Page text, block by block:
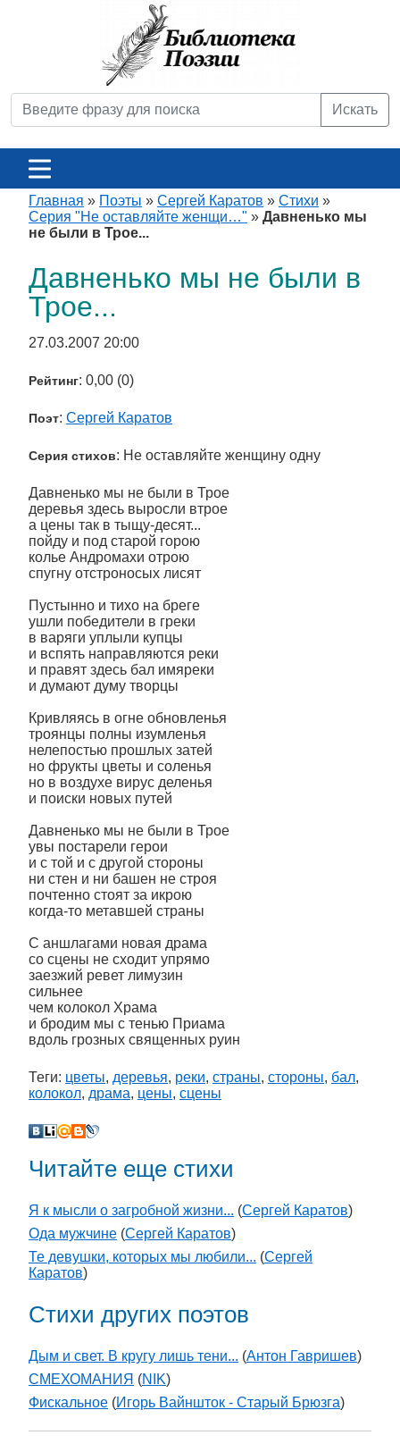
Искать
Главная » Поэты » Сергей Каратов » Стихи »
Серия "Не оставляйте женщи…" » Давненько мы
не были в Трое...
Давненько мы не были в
Трое...
27.03.2007 20:00
Рейтинг: 0,00 (0)
Поэт: Сергей Каратов
Серия стихов: Не оставляйте женщину одну
Давненько мы не были в Трое
деревья здесь выросли втрое
а цены так в тыщу-десят...
пойду и под старой горою
колье Андромахи отрою
спугну отстроносых лисят
Пустынно и тихо на бреге
ушли победители в греки
в варяги уплыли купцы
и вспять направляются реки
и правят здесь бал имяреки
и думают думу творцы
Кривляясь в огне обновленья
троянцы полны изумленья
нелепостью прошлых затей
но фрукты цветы и соленья
но в воздухе вирус деленья
и поиски новых путей
Давненько мы не были в Трое
увы постарели герои
и с той и с другой стороны
ни стен и ни башен не строя
почтенно стоят за икрою
когда-то метавшей страны
С аншлагами новая драма
со сцены не сходит упрямо
заезжий ревет лимузин
сильнее
чем колокол Храма
и бродим мы с тенью Приама
вдоль грозных священных руин
Теги: цветы, деревья, реки, страны, стороны, бал,
колокол, драма, цены, сцены
Читайте еще стихи
Я к мысли о загробной жизни... (Сергей Каратов)
Ода мужчине (Сергей Каратов)
Те девушки, которых мы любили... (Сергей
Каратов)
Стихи других поэтов
Дым и свет. В кругу лишь тени... (Антон Гавришев)
СМЕХОМАНИЯ (NIK)
Фискальное (Игорь Вайншток - Старый Брюзга)